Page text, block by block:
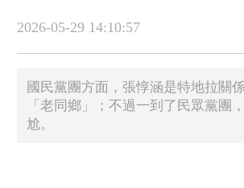
2026-05-29 14:10:57
國民黨團方面，張惇涵是特地拉關
「老同鄉」；不過一到了民眾黨團
尬。